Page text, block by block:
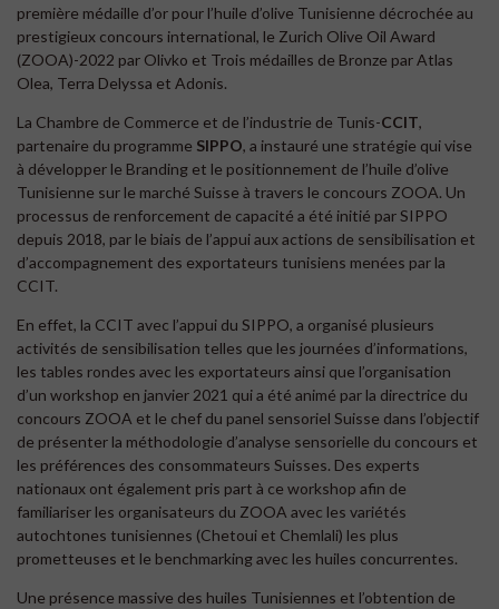
première médaille d’or pour l’huile d’olive Tunisienne décrochée au
prestigieux concours international, le Zurich Olive Oil Award
(ZOOA)-2022 par Olivko et Trois médailles de Bronze par Atlas
Olea, Terra Delyssa et Adonis.
La Chambre de Commerce et de l’industrie de Tunis-CCIT,
partenaire du programme SIPPO, a instauré une stratégie qui vise
à développer le Branding et le positionnement de l’huile d’olive
Tunisienne sur le marché Suisse à travers le concours ZOOA. Un
processus de renforcement de capacité a été initié par SIPPO
depuis 2018, par le biais de l’appui aux actions de sensibilisation et
d’accompagnement des exportateurs tunisiens menées par la
CCIT.
En effet, la CCIT avec l’appui du SIPPO, a organisé plusieurs
activités de sensibilisation telles que les journées d’informations,
les tables rondes avec les exportateurs ainsi que l’organisation
d’un workshop en janvier 2021 qui a été animé par la directrice du
concours ZOOA et le chef du panel sensoriel Suisse dans l’objectif
de présenter la méthodologie d’analyse sensorielle du concours et
les préférences des consommateurs Suisses. Des experts
nationaux ont également pris part à ce workshop afin de
familiariser les organisateurs du ZOOA avec les variétés
autochtones tunisiennes (Chetoui et Chemlali) les plus
prometteuses et le benchmarking avec les huiles concurrentes.
Une présence massive des huiles Tunisiennes et l’obtention de